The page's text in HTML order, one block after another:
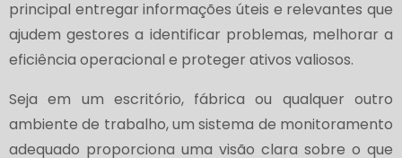
principal entregar informações úteis e relevantes que
ajudem gestores a identificar problemas, melhorar a
eficiência operacional e proteger ativos valiosos.
Seja em um escritório, fábrica ou qualquer outro
ambiente de trabalho, um sistema de monitoramento
adequado proporciona uma visão clara sobre o que